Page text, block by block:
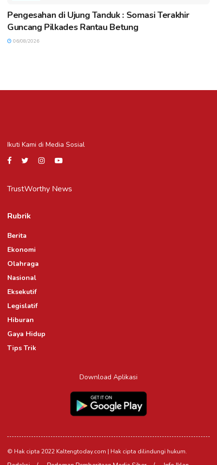
Pengesahan di Ujung Tanduk : Somasi Terakhir
Guncang Pilkades Rantau Betung
06/08/2026
Ikuti Kami di Media Sosial
TrustWorthy News
Rubrik
Berita
Ekonomi
Olahraga
Nasional
Eksekutif
Legislatif
Hiburan
Gaya Hidup
Tips Trik
Download Aplikasi
© Hak cipta 2022 Kaltengtoday.com | Hak cipta dilindungi hukum.